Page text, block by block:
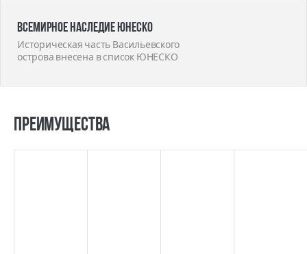
Всемирное наследие ЮНЕСКО
Историческая часть Васильевского
острова внесена в список ЮНЕСКО
Преимущества